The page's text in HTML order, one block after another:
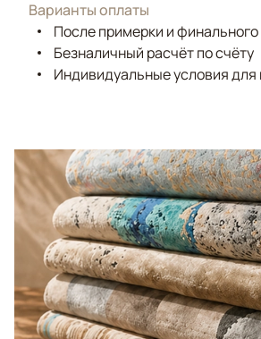
Варианты оплаты
После примерки и
Безналичный расчёт по счёту
Индивидуальные условия для